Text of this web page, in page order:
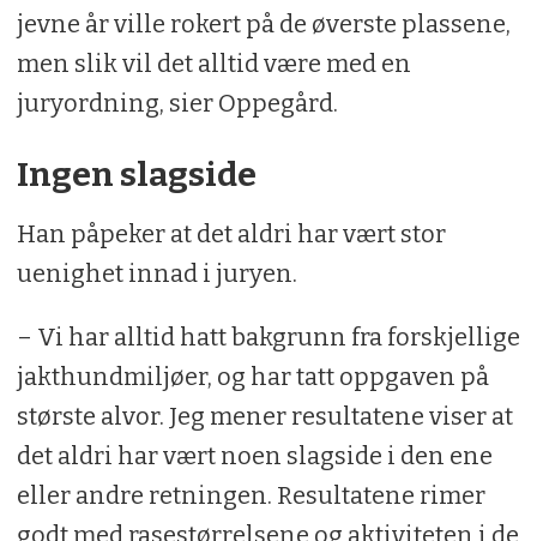
jevne år ville rokert på de øverste plassene,
men slik vil det alltid være med en
juryordning, sier Oppegård.
Ingen slagside
Han påpeker at det aldri har vært stor
uenighet innad i juryen.
– Vi har alltid hatt bakgrunn fra forskjellige
jakthundmiljøer, og har tatt oppgaven på
største alvor. Jeg mener resultatene viser at
det aldri har vært noen slagside i den ene
eller andre retningen. Resultatene rimer
godt med rasestørrelsene og aktiviteten i de